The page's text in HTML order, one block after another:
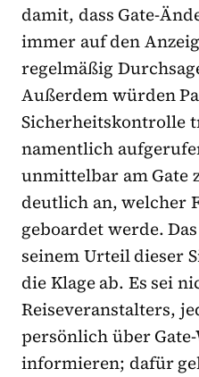
damit, dass Gate-
immer auf den
regelmäßig
Außerdem würden
Sicherheitskontrolle
namentlich
unmittelbar am Gate
deutlich an, welcher
geboardet werde.
seinem Urteil dieser
die Klage ab. Es sei
Reiseveranstalters,
persönlich über
informieren; dafür